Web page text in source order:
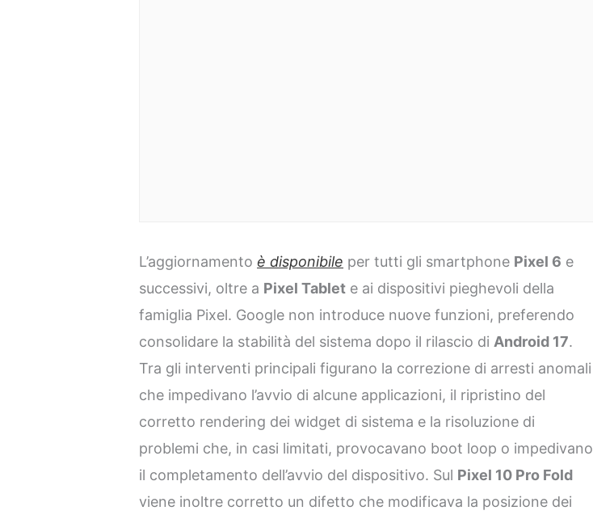
L’aggiornamento è disponibile per tutti gli smartphone Pixel 6 e
successivi, oltre a Pixel Tablet e ai dispositivi pieghevoli della
famiglia Pixel. Google non introduce nuove funzioni, preferendo
consolidare la stabilità del sistema dopo il rilascio di Android 17.
Tra gli interventi principali figurano la correzione di arresti anomali
che impedivano l’avvio di alcune applicazioni, il ripristino del
corretto rendering dei widget di sistema e la risoluzione di
problemi che, in casi limitati, provocavano boot loop o impedivano
il completamento dell’avvio del dispositivo. Sul Pixel 10 Pro Fold
viene inoltre corretto un difetto che modificava la posizione dei